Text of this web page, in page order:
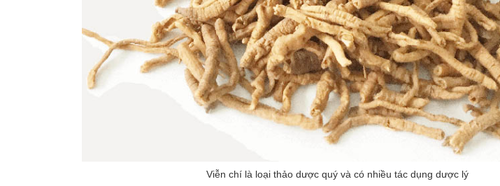
Viễn chí là loại thảo dược quý và có nhiều tác dụng dược lý